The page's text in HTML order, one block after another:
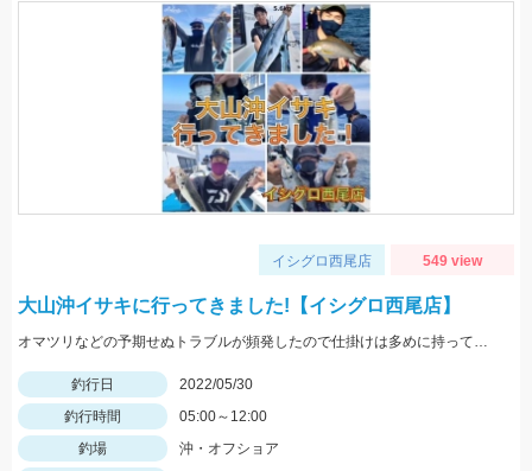
イシグロ西尾店 549 view
大山沖イサキに行ってきました!【イシグロ西尾店】
オマツリなどの予期せぬトラブルが頻発したので仕掛けは多めに持っていくことがオススメ!
釣行日
2022/05/30
釣行時間
05:00～12:00
釣場
沖・オフショア